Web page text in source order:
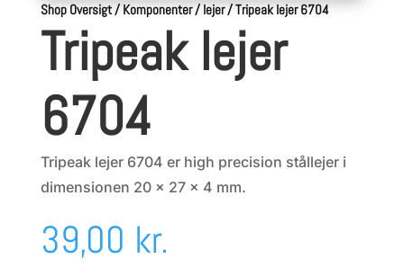
Shop Oversigt/Komponenter/lejer/Tripeak lejer 6704
Tripeak lejer
6704
Tripeak lejer 6704 er high precision stållejer i
dimensionen 20 x 27 x 4 mm.
39,00 kr.